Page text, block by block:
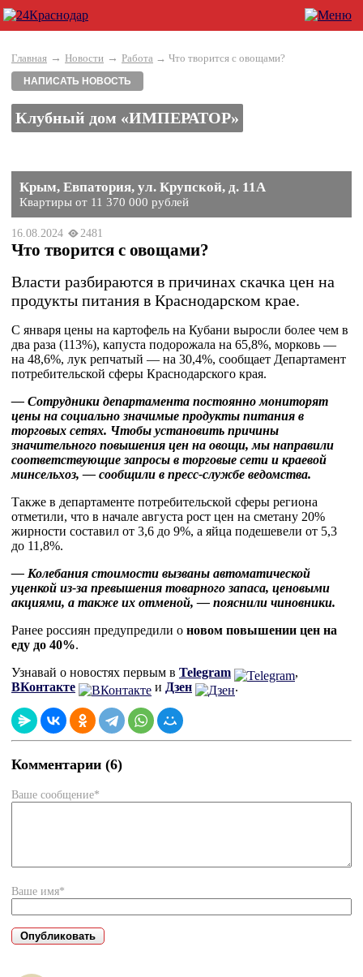
Главная → Новости → Работа → Что творится с овощами?
НАПИСАТЬ НОВОСТЬ
Клубный дом «ИМПЕРАТОР»
Крым, Евпатория, ул. Крупской, д. 11А
Квартиры от 11 370 000 рублей
16.08.2024 2481
Что творится с овощами?
Власти разбираются в причинах скачка цен на
продукты питания в Краснодарском крае.
С января цены на картофель на Кубани выросли более чем в
два раза (113%), капуста подорожала на 65,8%, морковь —
на 48,6%, лук репчатый — на 30,4%, сообщает Департамент
потребительской сферы Краснодарского края.
— Сотрудники департамента постоянно мониторят
цены на социально значимые продукты питания в
торговых сетях. Чтобы установить причины
значительного повышения цен на овощи, мы направили
соответствующие запросы в торговые сети и краевой
минсельхоз, — сообщили в пресс-службе ведомства.
Также в департаменте потребительской сферы региона
отметили, что в начале августа рост цен на сметану 20%
жирности составил от 3,6 до 9%, а яйца подешевели от 5,3
до 11,8%.
— Колебания стоимости вызваны автоматической
уценкой из-за превышения товарного запаса, ценовыми
акциями, а также их отменой, — пояснили чиновники.
Ранее россиян предупредили о новом повышении цен на
еду до 40%.
Узнавай о новостях первым в Telegram
,
ВКонтакте
и Дзен .
Комментарии (6)
Ваше сообщение*
Ваше имя*